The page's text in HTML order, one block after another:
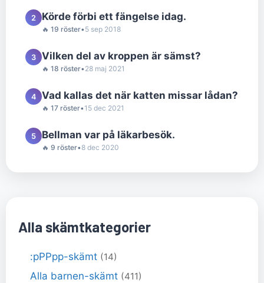
2 Körde förbi ett fängelse idag.
🔥 19 röster•5 sep 2018
3 Vilken del av kroppen är sämst?
🔥 18 röster•28 maj 2021
4 Vad kallas det när katten missar lådan?
🔥 17 röster•15 dec 2021
5 Bellman var på läkarbesök.
🔥 9 röster•8 dec 2020
Alla skämtkategorier
:pPPpp-skämt (14)
Alla barnen-skämt (411)